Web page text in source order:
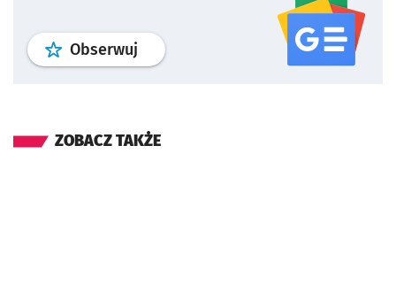
Obserwuj profil serwisu
ZOBACZ TAKŻE